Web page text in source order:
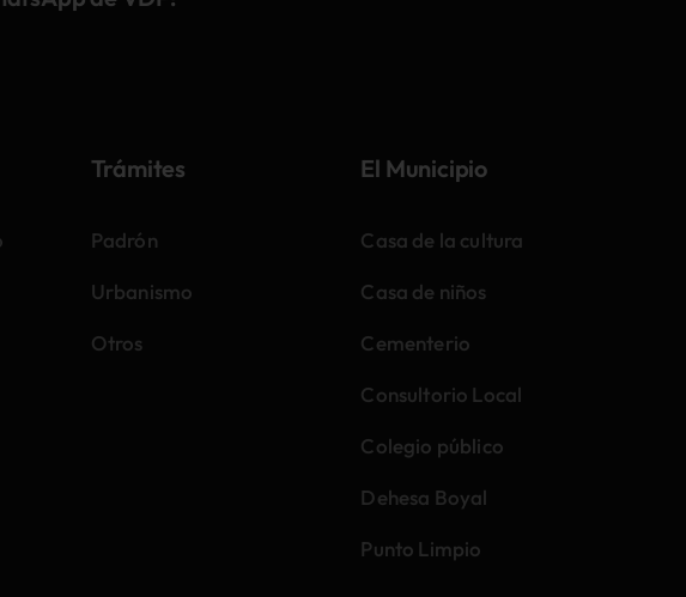
Trámites
Padrón
Urbanismo
Otros
El Municipio
Casa de la cultura
Casa de niños
Cementerio
Consultorio Local
Colegio público
Dehesa Boyal
Punto Limpio